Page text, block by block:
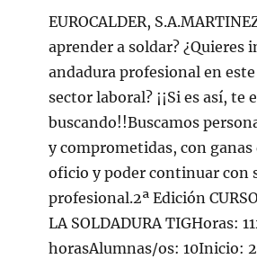
EUROCALDER,
aprender a soldar? ¿Quieres
andadura profesional en
sector laboral? ¡¡Si es así, te
buscando!!Buscamos
y comprometidas, con
oficio y poder continuar con
profesional.2ª Edición
LA SOLDADURA TIGHoras:
horasAlumnas/os: 10Inicio: